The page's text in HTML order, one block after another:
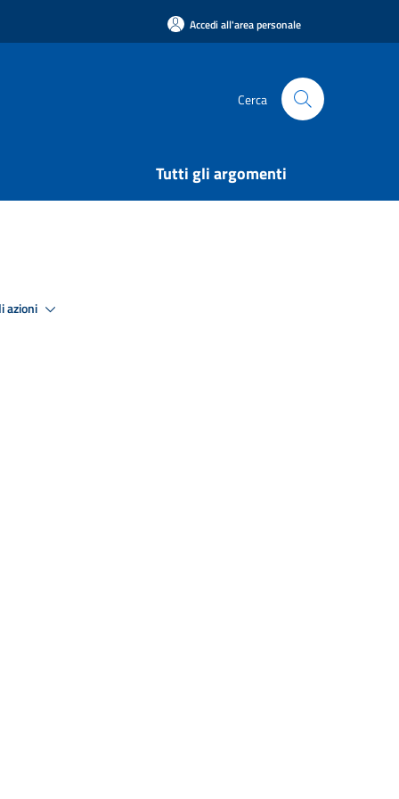
Accedi all'area personale
Cerca
Tutti gli argomenti
azioni